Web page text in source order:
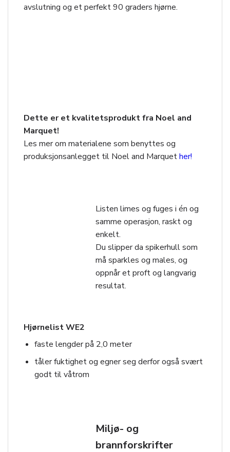
avslutning og et perfekt 90 graders hjørne.
Dette er et kvalitetsprodukt fra Noel and
Marquet!
Les mer om materialene som benyttes og
produksjonsanlegget til Noel and Marquether!
Listen limes og fuges i én og
samme operasjon, raskt og
enkelt.
Du slipper da spikerhull som
må sparkles og males, og
oppnår et proft og langvarig
resultat.
Hjørnelist WE2
faste lengder på 2,0 meter
tåler fuktighet og egner seg derfor også svært
godt til våtrom
Miljø- og
brannforskrifter